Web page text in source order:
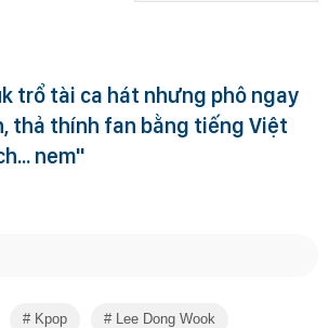
trổ tài ca hát nhưng phô ngay
thả thính fan bằng tiếng Việt
nem"
Kpop Lee Dong Wook